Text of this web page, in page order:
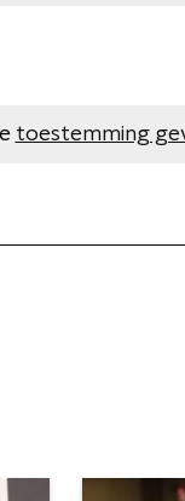
toestemming